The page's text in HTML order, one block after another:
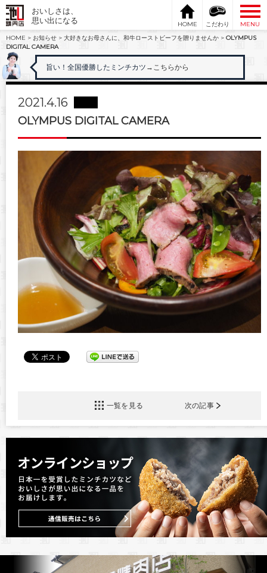
おいしさは、
思い出になる
HOME こだわり
MENU
HOME > お知らせ > 大好きなお母さんに、和牛ローストビーフを贈りませんか > OLYMPUS
DIGITAL CAMERA
旨い！全国優勝したミンチカツ →こちらから
2021.4.16
OLYMPUS DIGITAL CAMERA
一覧を見る 次の記事